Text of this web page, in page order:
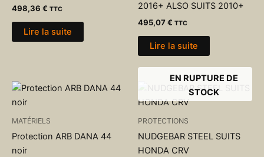
498,36 € TTC
Lire la suite
2016+ ALSO SUITS 2010+
495,07€ TTC
Lire la suite
MATÉRIELS
Protection ARB DANA 44
noir
EN RUPTURE DE
STOCK
PROTECTIONS
NUDGEBAR STEEL SUITS
HONDA CRV